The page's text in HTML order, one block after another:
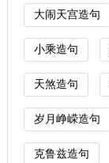
大闹天宫造句
小乘造句
天煞造句
岁月峥嵘造句
克鲁兹造句